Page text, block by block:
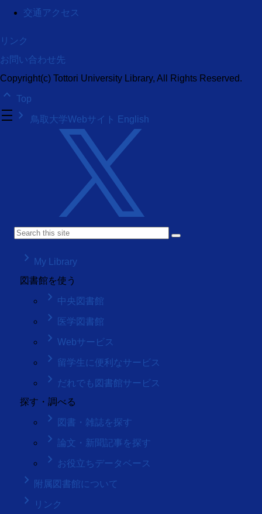
交通アクセス
リンク
お問い合わせ先
Copyright(c) Tottori University Library, All Rights Reserved.
keyboard_arrow_up Top
density_medium keyboard_arrow_right 鳥取大学Webサイト English
keyboard_arrow_right
My Library
図書館を使う
keyboard_arrow_right 中央図書館
keyboard_arrow_right 医学図書館
keyboard_arrow_right Webサービス
keyboard_arrow_right 留学生に便利なサービス
keyboard_arrow_right だれでも図書館サービス
探す・調べる
keyboard_arrow_right 図書・雑誌を探す
keyboard_arrow_right 論文・新聞記事を探す
keyboard_arrow_right お役立ちデータベース
keyboard_arrow_right 附属図書館について
keyboard_arrow_right リンク